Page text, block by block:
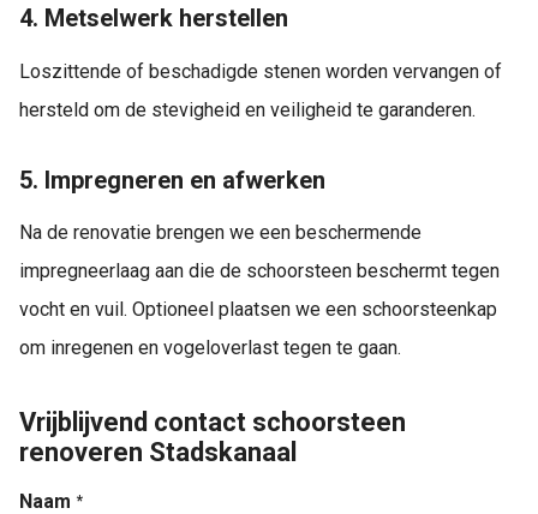
4. Metselwerk herstellen
Loszittende of beschadigde stenen worden vervangen of
hersteld om de stevigheid en veiligheid te garanderen.
5. Impregneren en afwerken
Na de renovatie brengen we een beschermende
impregneerlaag aan die de schoorsteen beschermt tegen
vocht en vuil. Optioneel plaatsen we een schoorsteenkap
om inregenen en vogeloverlast tegen te gaan.
Vrijblijvend contact schoorsteen
renoveren Stadskanaal
Naam *